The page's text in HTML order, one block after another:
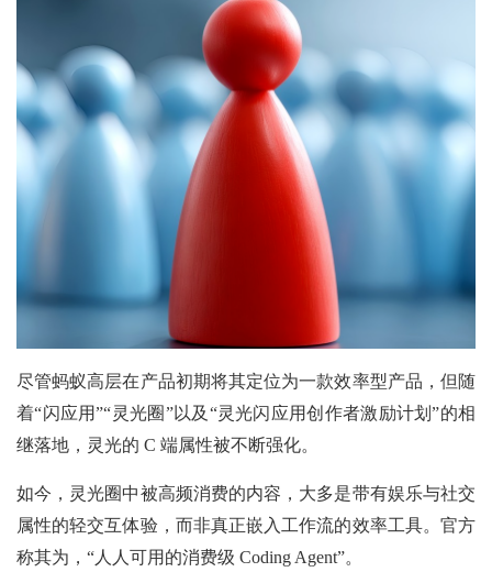
尽管蚂蚁高层在产品初期将其定位为一款效率型产品，但随
着“闪应用”“灵光圈”以及“灵光闪应用创作者激励计划”的相
继落地，灵光的 C 端属性被不断强化。
如今，灵光圈中被高频消费的内容，大多是带有娱乐与社交
属性的轻交互体验，而非真正嵌入工作流的效率工具。官方
称其为，“人人可用的消费级 Coding Agent”。